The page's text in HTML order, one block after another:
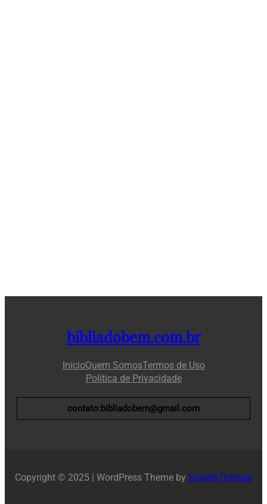
bibliadobem.com.br
InícioQuem SomosTermos de Uso
Política de Privacidade
contato:bibliadobem@gmail.com
Copyright © 2025 | WordPress Theme by SuperbThemes